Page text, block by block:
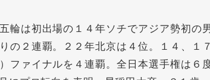
は初出場の１４年ソチでアジア勢初の
の２連覇。２２年北京は４位。１４、１
ファイナルを４連覇。全日本選手権は６